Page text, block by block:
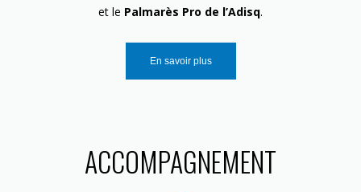
et le Palmarès Pro de l’Adisq.
En savoir plus
ACCOMPAGNEMENT